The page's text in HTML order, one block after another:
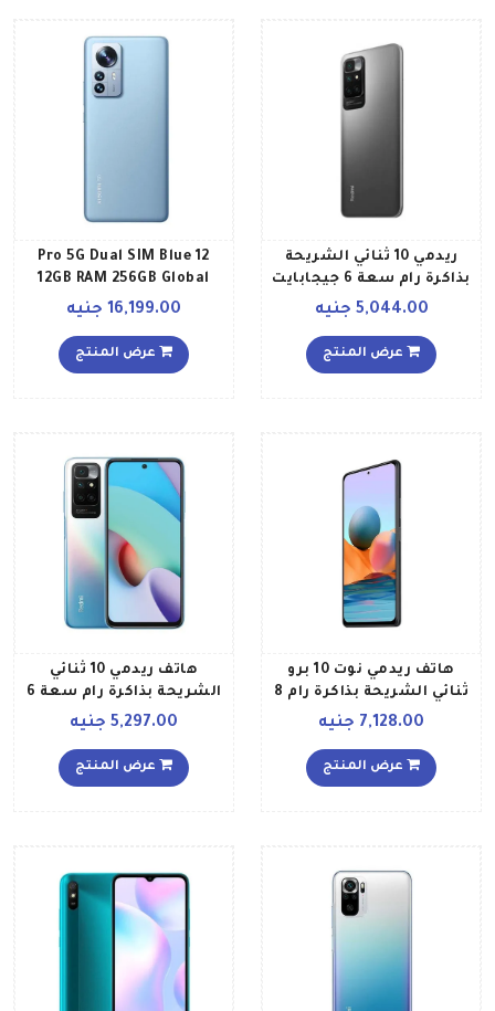
ريدمي 10 ثنائي الشريحة
بذاكرة رام سعة 6 جيجابايت
LTE، لون رمادي
5,044.00 جنيه
عرض المنتج
12 Pro 5G Dual SIM Blue
12GB RAM 256GB Global
Version
16,199.00 جنيه
عرض المنتج
هاتف ريدمي نوت 10 برو
ثنائي الشريحة بذاكرة رام 8
LTE، بلون رمادي أونيكس
7,128.00 جنيه
عرض المنتج
هاتف ريدمي 10 ثنائي
الشريحة بذاكرة رام سعة 6
جيجابايت وذاكرة داخلية
تقنية 4G LTE إصدار عالمي،
5,297.00 جنيه
عرض المنتج